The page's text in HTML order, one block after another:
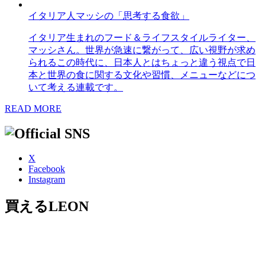
イタリア人マッシの「思考する食欲」
イタリア生まれのフード＆ライフスタイルライター、
マッシさん。世界が急速に繋がって、広い視野が求め
られるこの時代に、日本人とはちょっと違う視点で日
本と世界の食に関する文化や習慣、メニューなどにつ
いて考える連載です。
READ MORE
X
Facebook
Instagram
買えるLEON